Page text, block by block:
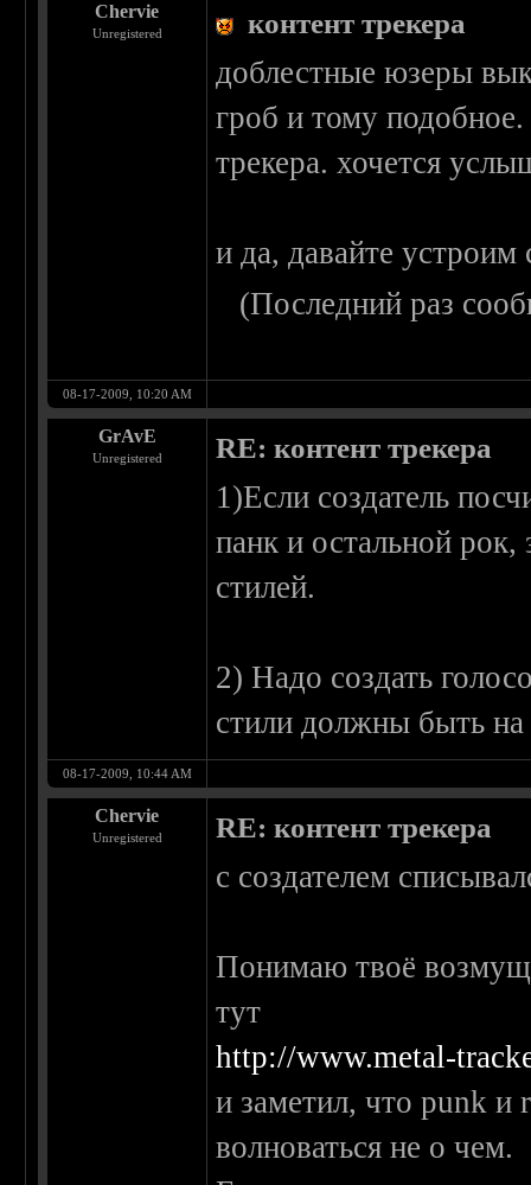
Chervie
Unregistered контент трекера
доблестные юзеры
гроб и тому
трекера. хочется
и да, давайте
(Последний раз
08-17-2009, 10:20 AM
GrAvE
Unregistered RE: контент трекера
1)Если создатель
панк и остальной рок,
стилей.
2) Надо создать
стили должны быть на
08-17-2009, 10:44 AM
Chervie
Unregistered RE: контент трекера
с создателем
Понимаю твоё
тут
http://www.metal-
и заметил, что punk и
волноваться не о чем.